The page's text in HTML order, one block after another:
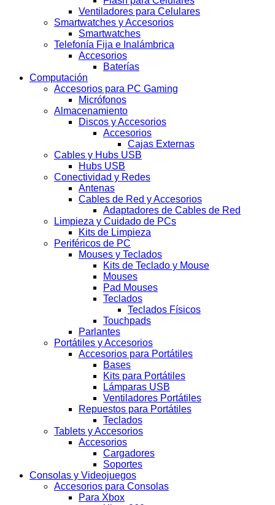
Ventiladores para Celulares
Smartwatches y Accesorios
Smartwatches
Telefonía Fija e Inalámbrica
Accesorios
Baterías
Computación
Accesorios para PC Gaming
Micrófonos
Almacenamiento
Discos y Accesorios
Accesorios
Cajas Externas
Cables y Hubs USB
Hubs USB
Conectividad y Redes
Antenas
Cables de Red y Accesorios
Adaptadores de Cables de Red
Limpieza y Cuidado de PCs
Kits de Limpieza
Periféricos de PC
Mouses y Teclados
Kits de Teclado y Mouse
Mouses
Pad Mouses
Teclados
Teclados Físicos
Touchpads
Parlantes
Portátiles y Accesorios
Accesorios para Portátiles
Bases
Kits para Portátiles
Lámparas USB
Ventiladores Portátiles
Repuestos para Portátiles
Teclados
Tablets y Accesorios
Accesorios
Cargadores
Soportes
Consolas y Videojuegos
Accesorios para Consolas
Para Xbox